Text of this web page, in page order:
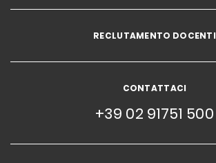
RECLUTAMENTO DOCENTI
CONTATTACI
+39 02 91751 500